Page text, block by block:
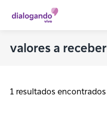
valores a receber
1 resultados encontrados